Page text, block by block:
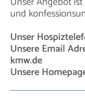
und
Unser
Unsere Email
kmw.de
Unsere